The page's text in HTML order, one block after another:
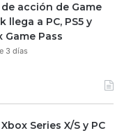
de acción de Game
llega a PC, PS5 y
Game Pass
3 días
Series X/S y PC